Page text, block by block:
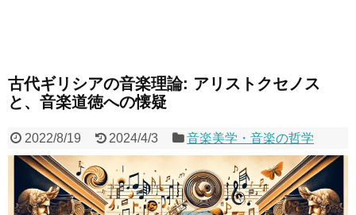
古代ギリシアの音楽理論: アリストクセノス
と、音楽道徳への懐疑
2022/8/19 2024/4/3 音楽美学・音楽の哲学